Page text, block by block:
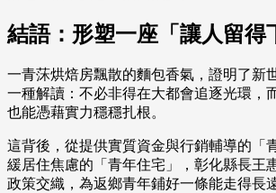
結語：形塑一座「讓人留得
一青莯烘焙房飄散的麵包香氣，證明了新
一種解讀：不必非得在大都會追逐光環，
也能憑藉實力穩穩扎根。
這背後，從提供實質資金與行銷輔導的「
緩居住焦慮的「青年住宅」，彰化縣長王
政策交織，為返鄉青年鋪好一條能走得長